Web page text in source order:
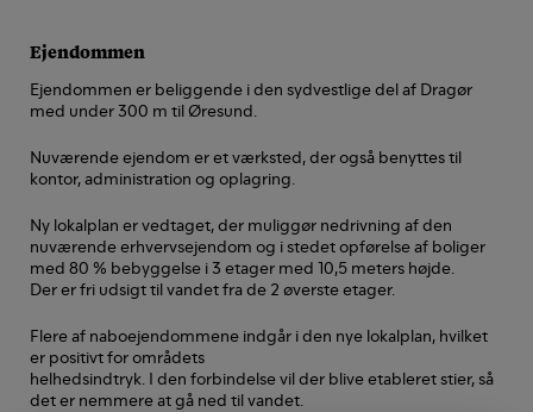
Ejendommen
Ejendommen er beliggende i den sydvestlige del af Dragør
med under 300 m til Øresund.
Nuværende ejendom er et værksted, der også benyttes til
kontor, administration og oplagring.
Ny lokalplan er vedtaget, der muliggør nedrivning af den
nuværende erhvervsejendom og i stedet opførelse af boliger
med 80 % bebyggelse i 3 etager med 10,5 meters højde.
Der er fri udsigt til vandet fra de 2 øverste etager.
Flere af naboejendommene indgår i den nye lokalplan, hvilket
er positivt for områdets
helhedsindtryk. I den forbindelse vil der blive etableret stier, så
det er nemmere at gå ned til vandet.